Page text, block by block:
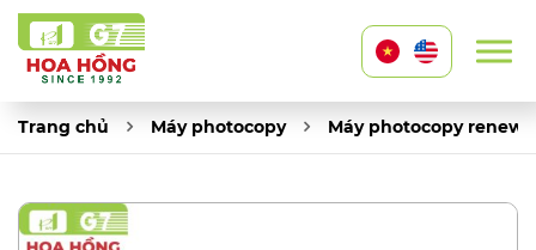
Trang chủ Máy photocopy Máy photocopy renew